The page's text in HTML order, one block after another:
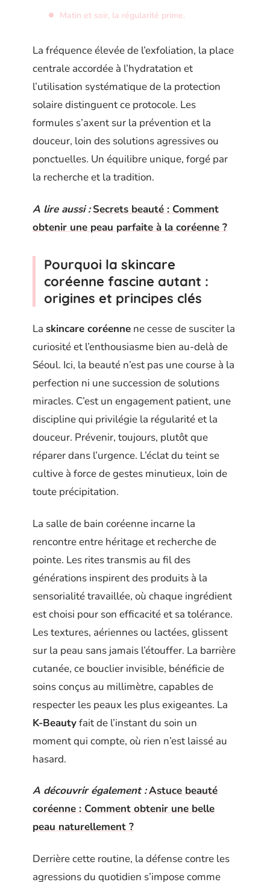
Matin et soir, la régularité prime.
La fréquence élevée de l’exfoliation, la place
centrale accordée à l’hydratation et
l’utilisation systématique de la protection
solaire distinguent ce protocole. Les
formules s’axent sur la prévention et la
douceur, loin des solutions agressives ou
ponctuelles. Un équilibre unique, forgé par
la recherche et la tradition.
A lire aussi : Secrets beauté : Comment
obtenir une peau parfaite à la coréenne ?
Pourquoi la skincare
coréenne fascine autant :
origines et principes clés
La skincare coréenne ne cesse de susciter la
curiosité et l’enthousiasme bien au-delà de
Séoul. Ici, la beauté n’est pas une course à la
perfection ni une succession de solutions
miracles. C’est un engagement patient, une
discipline qui privilégie la régularité et la
douceur. Prévenir, toujours, plutôt que
réparer dans l’urgence. L’éclat du teint se
cultive à force de gestes minutieux, loin de
toute précipitation.
La salle de bain coréenne incarne la
rencontre entre héritage et recherche de
pointe. Les rites transmis au fil des
générations inspirent des produits à la
sensorialité travaillée, où chaque ingrédient
est choisi pour son efficacité et sa tolérance.
Les textures, aériennes ou lactées, glissent
sur la peau sans jamais l’étouffer. La barrière
cutanée, ce bouclier invisible, bénéficie de
soins conçus au millimètre, capables de
respecter les peaux les plus exigeantes. La
K-Beautyfait de l’instant du soin un
moment qui compte, où rien n’est laissé au
hasard.
A découvrir également :Astuce beauté
coréenne : Comment obtenir une belle
peau naturellement ?
Derrière cette routine, la défense contre les
agressions du quotidien s’impose comme